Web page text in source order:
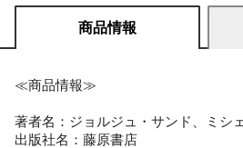
商品情報
≪商品情報≫
著者名：ジョルジュ・サンド、ミシ
出版社名：藤原書店